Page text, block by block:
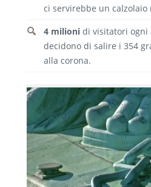
ci servirebbe un calzolaio
4 milioni di visitatori ogni
decidono di salire i 354
alla corona.